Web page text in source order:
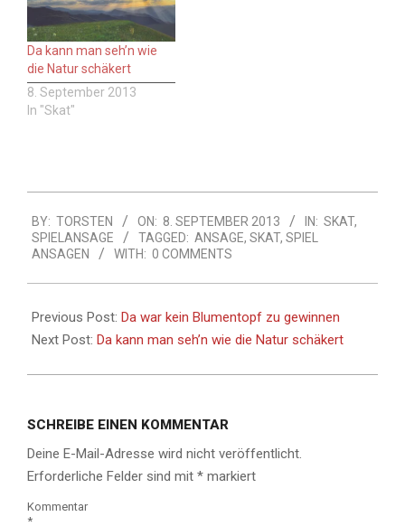
Vorsicht geboten, er kann
wie als Ablenkung, Bluff
oder Taktik verwendet
werden. Wie kann man
antworten Habt Ihr noch
lustige…
Da kann man seh’n wie
die Natur schäkert
8. September 2013
In "Skat"
09-
08
BY: TORSTEN ON: 8. SEPTEMBER 2013 IN: SKAT,
SPIELANSAGE
TAGGED: ANSAGE, SKAT, SPIEL
ANSAGEN
WITH: 0 COMMENTS
Previous Post: Da war kein Blumentopf zu gewinnen
Next Post: Da kann man seh’n wie die Natur schäkert
SCHREIBE EINEN KOMMENTAR
Deine E-Mail-Adresse wird nicht veröffentlicht.
Erforderliche Felder sind mit * markiert
Kommentar
*